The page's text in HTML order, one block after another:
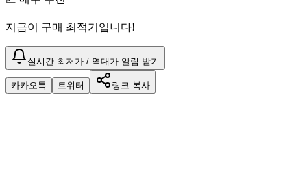
지금이 구매 최적기입니다!
실시간 최저가 / 역대가 알림 받기
카카오톡 트위터 링크 복사